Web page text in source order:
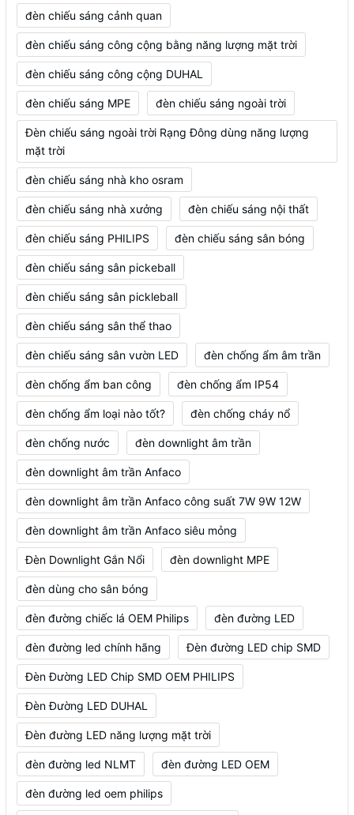
đèn chiếu sáng cảnh quan
đèn chiếu sáng công cộng bằng năng lượng mặt trời
đèn chiếu sáng công cộng DUHAL
đèn chiếu sáng MPE đèn chiếu sáng ngoài trời
Đèn chiếu sáng ngoài trời Rạng Đông dùng năng lượng
mặt trời
đèn chiếu sáng nhà kho osram
đèn chiếu sáng nhà xưởng đèn chiếu sáng nội thất
đèn chiếu sáng PHILIPS đèn chiếu sáng sân bóng
đèn chiếu sáng sân pickeball
đèn chiếu sáng sân pickleball
đèn chiếu sáng sân thể thao
đèn chiếu sáng sân vườn LED đèn chống ẩm âm trần
đèn chống ẩm ban công đèn chống ẩm IP54
đèn chống ẩm loại nào tốt? đèn chống cháy nổ
đèn chống nước đèn downlight âm trần
đèn downlight âm trần Anfaco
đèn downlight âm trần Anfaco công suất 7W 9W 12W
đèn downlight âm trần Anfaco siêu mỏng
Đèn Downlight Gắn Nổi đèn downlight MPE
đèn dùng cho sân bóng
đèn đường chiếc lá OEM Philips đèn đường LED
đèn đường led chính hãng Đèn đường LED chip SMD
Đèn Đường LED Chip SMD OEM PHILIPS
Đèn Đường LED DUHAL
Đèn đường LED năng lượng mặt trời
đèn đường led NLMT đèn đường LED OEM
đèn đường led oem philips